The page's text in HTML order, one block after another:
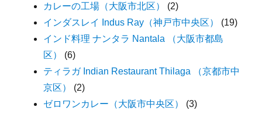
カレーの工場（大阪市北区）
(2)
インダスレイ Indus Ray（神戸市中央区）
(19)
インド料理 ナンタラ Nantala （大阪市都島
区）
(6)
ティラガ Indian Restaurant Thilaga （京都市中
京区）
(2)
ゼロワンカレー（大阪市中央区）
(3)